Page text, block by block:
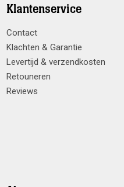
Klantenservice
Contact
Klachten & Garantie
Levertijd & verzendkosten
Retouneren
Reviews